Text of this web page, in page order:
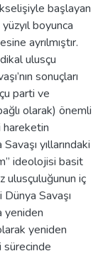
başlayan
boyunca
ayrılmıştır.
ulusçu
sonuçları
parti ve
olarak) önemli
hareketin
yıllarındaki
ideolojisi basit
ulusçuluğunun iç
Savaşı
yeniden
yeniden
sürecinde